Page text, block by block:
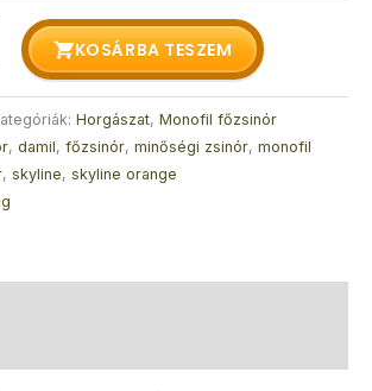
KOSÁRBA TESZEM
Horgászat, Monofil főzsinór
, damil, főzsinór, minőségi zsinór, monofil
, skyline, skyline orange